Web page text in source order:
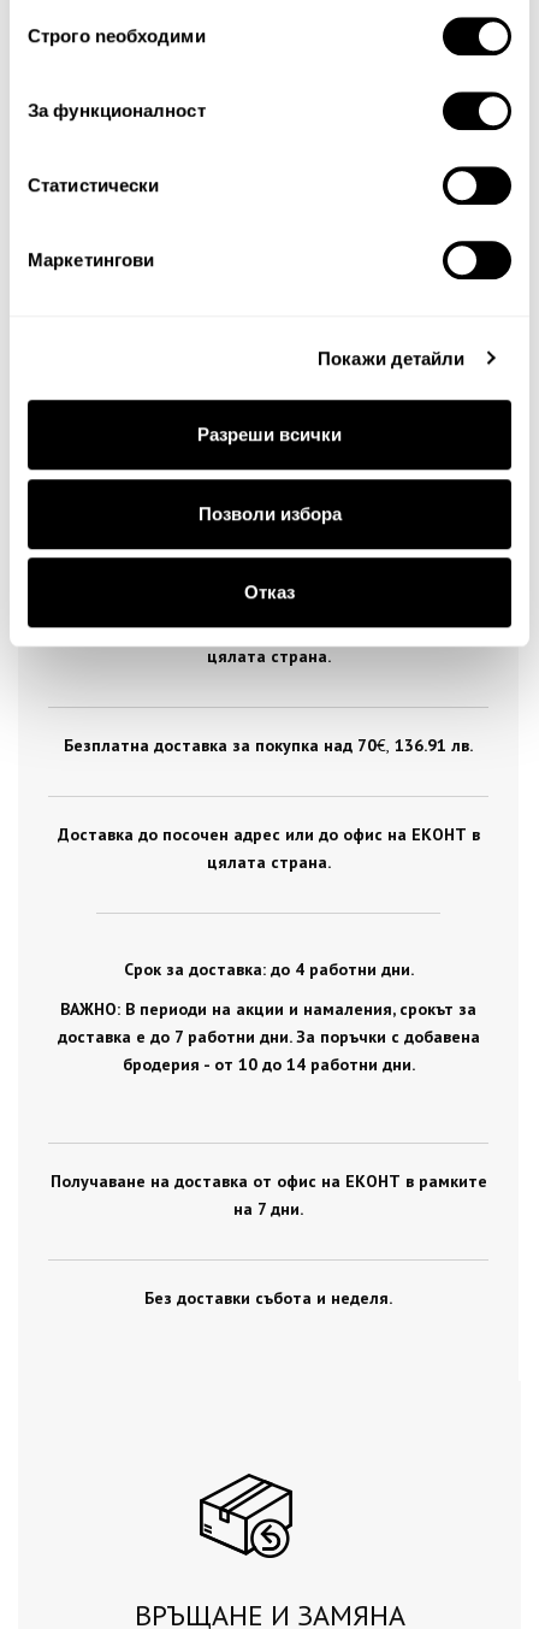
наСтрого nеобходими
За функционалност
Статистически
Маркетингови
Покажи детайли
Разреши всички
Позволи избора
Отказ
Тест за сигурност
ДОСТАВКА
Стандартна доставка на цена от 5€, 9.78 лв. за
цялата страна.
Безплатна доставка за покупка над 70€ , 136.91 лв.
Доставка до посочен адрес или до офис на ЕКОНТ в
цялата страна.
Срок за доставка: до 4 работни дни.
ВАЖНО: В периоди на акции и намаления, срокът за
доставка е до 7 работни дни. За поръчки с добавена
бродерия - от 10 до 14 работни дни.
Получаване на доставка от офис на ЕКОНТ в рамките
на 7 дни.
Без доставки събота и неделя.
ВРЪЩАНЕ И ЗАМЯНА